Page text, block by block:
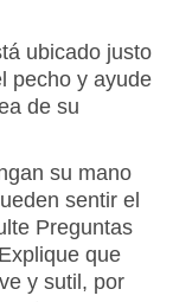
ubicado justo
pecho y ayude
de su
su mano
sentir el
Preguntas
que
y sutil, por